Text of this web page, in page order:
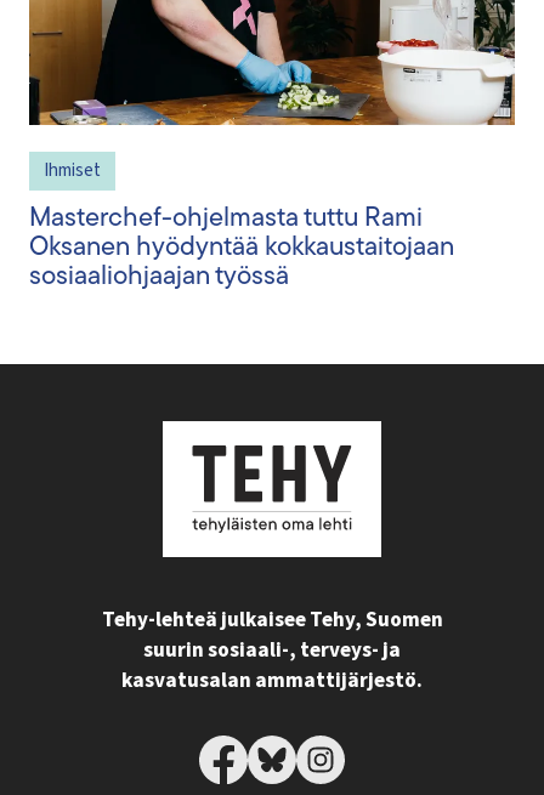
Ihmiset
Masterchef-ohjelmasta tuttu Rami
Oksanen hyödyntää kokkaustaitojaan
sosiaaliohjaajan työssä
Tehy-lehteä julkaisee Tehy, Suomen
suurin sosiaali-, terveys- ja
kasvatusalan ammattijärjestö.